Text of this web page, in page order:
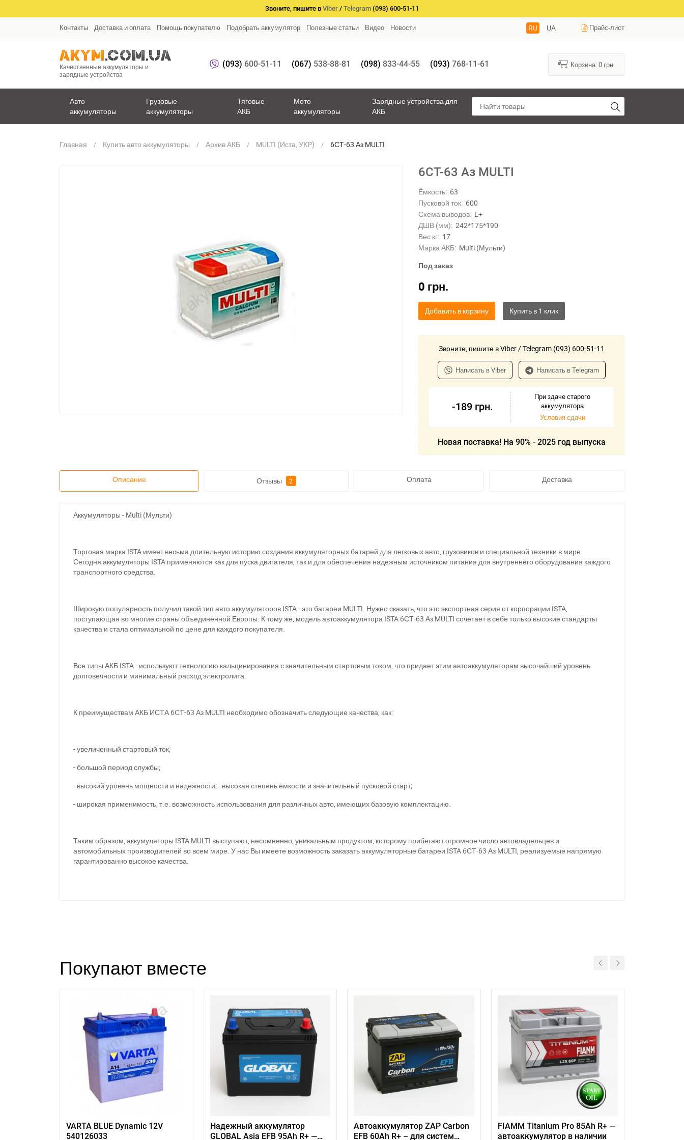
Звоните, пишите в Viber / Telegram (093) 600-51-11
Контакты Доставка и оплата Помощь покупателю Подобрать аккумулятор Полезные статьи Видео Новости RU UA Прайс-лист
Качественные аккумуляторы и
зарядные устройства
(093) 600-51-11 (067) 538-88-81 (098) 833-44-55 (093) 768-11-61 Корзина:0 грн.
Авто
аккумуляторы
Грузовые
аккумуляторы
Тяговые
АКБ
Мото
аккумуляторы
Зарядные устройства для
АКБ
Главная Купить авто аккумуляторы Архив АКБ MULTI (Иста, УКР) 6СТ-63 Аз MULTI
6СТ-63 Аз MULTI
Ёмкость: 63
Пусковой ток: 600
Схема выводов: L+
ДШВ (мм): 242*175*190
Вес кг: 17
Марка АКБ: Multi (Мульти)
Под заказ
0 грн.
Добавить в корзину
Звоните, пишите в Viber / Telegram (093) 600-51-11
Написать в Viber Написать в Telegram
-189 грн.
При здаче старого
аккумулятора
Условия сдачи
Новая поставка! На 90% - 2025 год выпуска
Описание Отзывы 2 Оплата Доставка
Аккумуляторы - Multi (Мульти)
Торговая марка ISTA имеет весьма длительную историю создания аккумуляторных батарей для легковых авто, грузовиков и специальной техники в мире.
Сегодня аккумуляторы ISTA применяются как для пуска двигателя, так и для обеспечения надежным источником питания для внутреннего оборудования каждого
транспортного средства.
Широкую популярность получил такой тип авто аккумуляторов ISTA - это батареи MULTI. Нужно сказать, что это экспортная серия от корпорации ISTA,
поступающая во многие страны объединенной Европы. К тому же, модель автоаккумулятора ISTA 6СТ-63 Аз MULTI сочетает в себе только высокие стандарты
качества и стала оптимальной по цене для каждого покупателя.
Все типы АКБ ISTA - используют технологию кальцинирования с значительным стартовым током, что придает этим автоаккумуляторам высочайший уровень
долговечности и минимальный расход электролита.
К преимуществам АКБ ИСТА 6СТ-63 Аз MULTI необходимо обозначить следующие качества, как:
- увеличенный стартовый ток;
- большой период службы;
- высокий уровень мощности и надежности; - высокая степень емкости и значительный пусковой старт;
- широкая применимость, т.е. возможность использования для различных авто, имеющих базовую комплектацию.
Таким образом, аккумуляторы ISTA MULTI выступают, несомненно, уникальным продуктом, которому прибегают огромное число автовладельцев и
автомобильных производителей во всем мире. У нас Вы имеете возможность заказать аккумуляторные батареи ISTA 6СТ-63 Аз MULTI, реализуемые напрямую
гарантированно высокое качества.
Покупают вместе
VARTA BLUE Dynamic 12V
540126033
Надежный аккумулятор
GLOBAL Asia EFB 95Ah R+ —
Автоаккумулятор ZAP Carbon
EFB 60Аh R+ – для систем
FIAMM Titanium Pro 85Ah R+ —
автоаккумулятор в наличии